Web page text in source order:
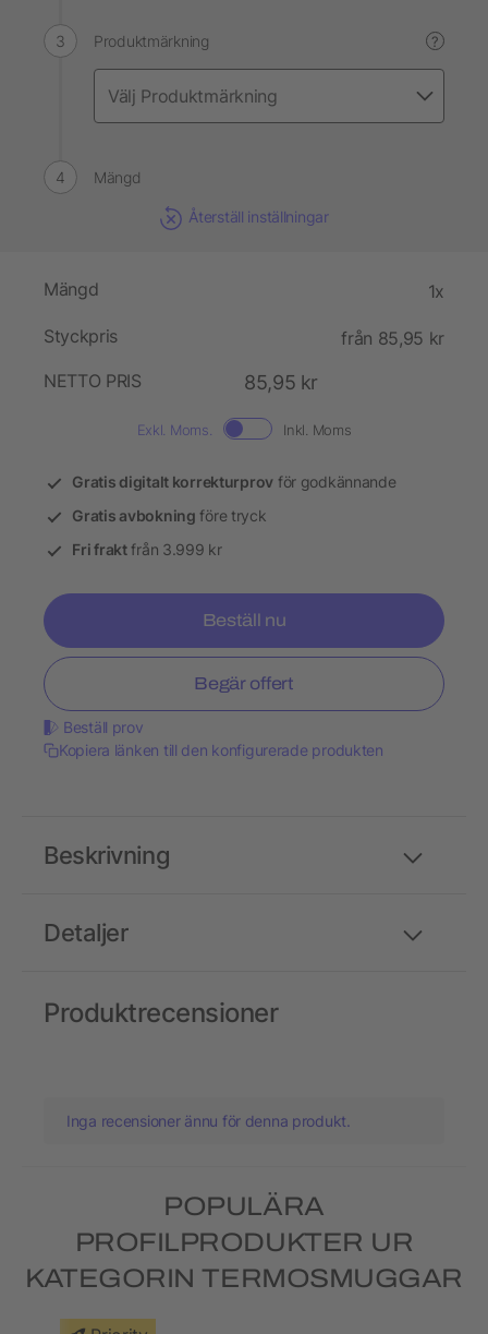
Produktmärkning ?
Mängd
Återställ inställningar
Mängd 1x
Styckpris
från 85,95 kr
NETTO PRIS
85,95 kr
Exkl. Moms. Inkl. Moms
Gratis digitalt korrekturprov för godkännande
Gratis avbokning före tryck
Fri fraktfrån 3.999 kr
Beställ nu
Begär offert
Beställ prov
Kopiera länken till den konfigurerade produkten
Detaljer
Beskrivning
Produktrecensioner
Inga recensioner ännu för denna produkt.
POPULÄRA
PROFILPRODUKTER UR
KATEGORIN TERMOSMUGGAR